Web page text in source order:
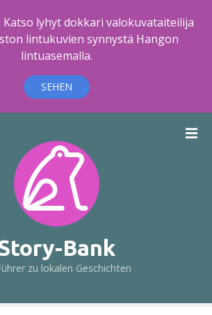
Katso lyhyt dokkari valokuvataiteilija
lintukuvien synnystä Hangon
lintuasemalla.
SEHEN
Bank
zu lokalen Geschichten